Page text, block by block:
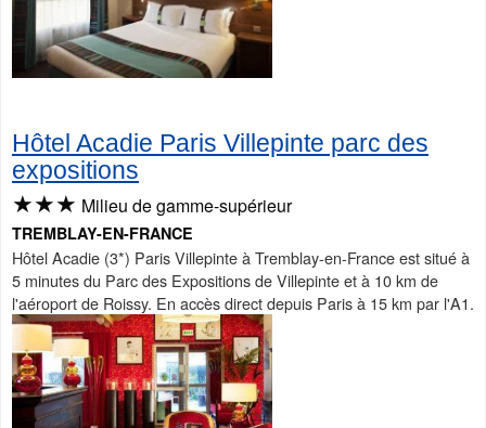
Hôtel Acadie Paris Villepinte parc des
expositions
★★★ Milieu de gamme-supérieur
TREMBLAY-EN-FRANCE
Hôtel Acadie (3*) Paris Villepinte à Tremblay-en-France est situé à
5 minutes du Parc des Expositions de Villepinte et à 10 km de
l'aéroport de Roissy. En accès direct depuis Paris à 15 km par l'A1.